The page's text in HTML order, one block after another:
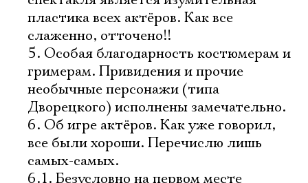
пластика всех актёров. Как все
слаженно, отточено!!
5. Особая благодарность костюмерам и
гримерам. Привидения и прочие
необычные персонажи (типа
Дворецкого) исполнены замечательно.
6. Об игре актёров. Как уже говорил,
все были хороши. Перечислю лишь
самых-самых.
6.1. Безусловно на первом месте